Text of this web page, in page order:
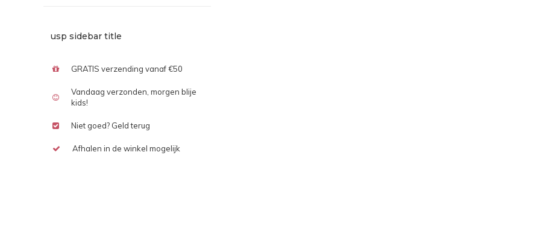
usp sidebar title
GRATIS verzending vanaf €50
Vandaag verzonden, morgen blije
kids!
Niet goed? Geld terug
Afhalen in de winkel mogelijk